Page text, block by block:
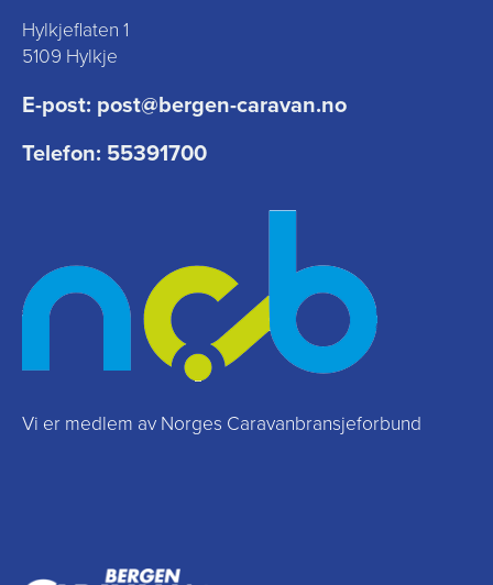
Hylkjeflaten 1
5109 Hylkje
E-post: post@bergen-caravan.no
Telefon: 55391700
Vi er medlem av Norges Caravanbransjeforbund